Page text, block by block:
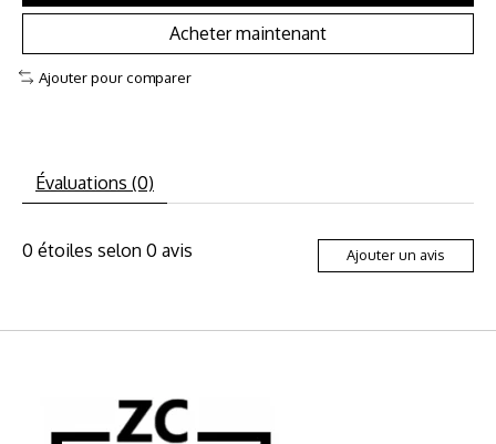
Acheter maintenant
Ajouter pour comparer
Évaluations (0)
0 étoiles selon 0 avis Ajouter un avis